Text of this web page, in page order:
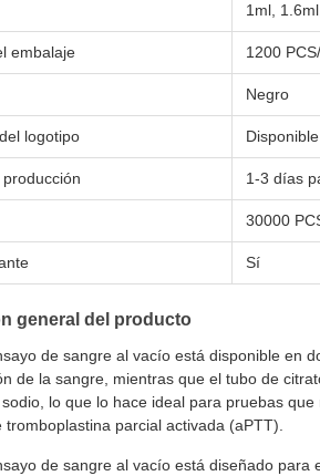
1ml,
embalaje 1200
Negro
logotipo
1-3 días
30000
Sí
general del producto
de sangre al vacío está disponible en
de la sangre, mientras que el tubo de
lo que lo hace ideal para pruebas
tromboplastina parcial activada (aPTT).
de sangre al vacío está diseñado